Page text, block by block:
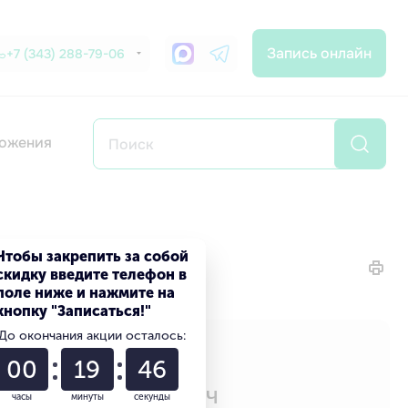
+7 (343) 288-79-06 Запись онлайн
Назир Фаилович
закрепить за собой
введите телефон в
ниже и нажмите на
"Записаться!"
окончания акции осталось:
00
часы
19
минуты
45
секунды